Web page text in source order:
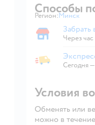
Способы
Регион: Выбор
Минск
Забрать в магазине
Забрать
Через
Экспресс-доставка
Сегодня—
Условия
Обменять или
можно в